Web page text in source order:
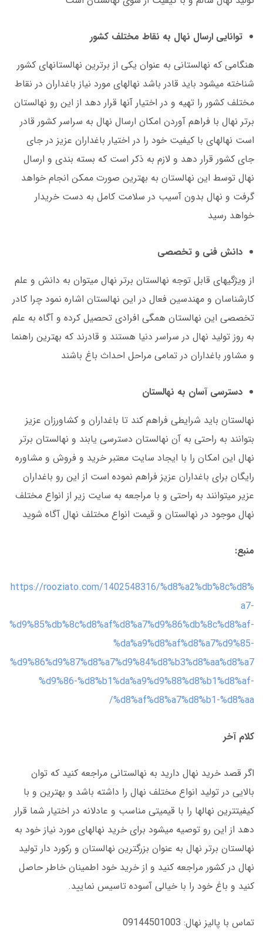
توانایی ارسال نهال به نقاط مختلف کشور
هنگامی که نهالستانی به عنوان یکی از برترین نهالستان­های کشور
شناخته می­شود باید قادر باشد نهال­های مورد نیاز باغداران در نقاط
مختلف کشور را تهیه و در اختیار آنها قرار دهد از این رو نهالستان
برتر نهال با فراهم آوردن امکان ارسال نهال به سراسر کشور قادر
است نهال­های با کیفیت خود را در اختیار باغداران عزیز در جای
جای کشور قرار دهد و لازم به ذکر است که بسته بندی و ارسال
نهال توسط این نهالستان به بهترین صورت ممکن انجام خواهد
گرفت و نهال بدون آسیب در سلامت کامل به دست خریدار
خواهد رسید
دانش فنی و تخصصی
از ویژگی­های قابل توجه نهالستان برتر نهال می­توان به دانش و علم
کارشناسان و مهندسین فعال در این نهالستان اشاره نمود چرا کادر
تخصصی این نهالستان همگی افرادی تحصیل کرده و آگاه به علم
به روز تولید نهال در سراسر دنیا هستند و قادرند که بهترین راهنما
و مشاور باغداران در تمامی مراحل احداث باغ باشند
دسترسی آسان به نهالستان
نهالستان باید شرایطی فراهم کند تا باغداران و کشاورزان عزیز
بتوانند به راحتی به آن نهالستان دسترسی یابند و نهالستان برتر
نهال این امکان را با ایجاد سایت معتبر خرید و فروش و مشاوره
رایگان برای باغداران عزیز فراهم نموده است از این رو باغداران
عزیر می­توانند به راحتی و با مراجعه به سایت زیر از انواع مختلف
نهال موجود در نهالستان و قیمت انواع مختلف نهال آگاه شوید
منبع:
https://rooziato.com/1402548316/%d8%a2%db%8c%d8%
a7-
%d9%85%db%8c%d8%af%d8%a7%d9%86%db%8c%d8%af-
%da%a9%d8%af%d8%a7%d9%85-
%d9%86%d9%87%d8%a7%d9%84%d8%b3%d8%aa%d8%a7
%d9%86-%d8%b1%da%a9%d9%88%d8%b1%d8%af-
%d8%af%d8%a7%d8%b1-%d8%aa/
کلام آخر
اگر قصد خرید نهال دارید به نهالستانی مراجعه کنید که توان
بالایی در تولید انواع مختلف نهال را داشته باشد و بهترین و با
کیفیت­ترین نهال­ها را با قیمیتی مناسب و عادلانه در اختیار شما قرار
دهد از این رو توصیه می­شود برای خرید نهال­های مورد نیاز خود به
نهالستان برتر نهال به عنوان بزرگترین نهالستان و رکورد دار تولید
نهال در کشور مراجعه کنید و از خرید خود اطمینان خاطر حاصل
کنید و باغ خود را با خیالی آسوده تاسیس نمایید.
تماس با پالیز نهال: 09144501003